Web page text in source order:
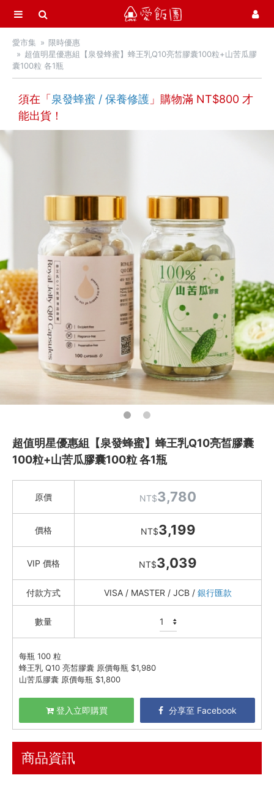
選單
首頁
最新飯團 15
Blog
愛飯團FB粉絲團
YouTube
Instagram
聯絡我們
客服專線
服務信箱
關於
關於愛飯團
聯絡我們
合作與廣告
媒體推薦與報導
隱私保護
資訊安全
服務條款
愛市集
限時優惠
超值明星優惠組【泉發蜂蜜】蜂王乳Q10亮皙膠囊100粒+山苦瓜膠
囊100粒 各1瓶
須在「 泉發蜂蜜 / 保養修護 」購物滿 NT$800 才
能出貨！
超值明星優惠組【泉發蜂蜜】蜂王乳Q10亮皙膠囊
100粒+山苦瓜膠囊100粒 各1瓶
原價 NT$3,780
價格 NT$3,199
VIP 價格 NT$3,039
付款方式 VISA / MASTER / JCB / 銀行匯款
數量
每瓶 100 粒
蜂王乳 Q10 亮皙膠囊 原價每瓶 $1,980
山苦瓜膠囊 原價每瓶 $1,800
登入立即購買 分享至 Facebook
商品資訊